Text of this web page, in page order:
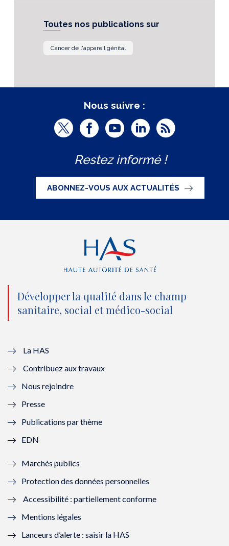
Toutes nos publications sur
Cancer de l'appareil génital
Nous suivre :
T
i
t
t
e
n
o
u
l
l
f
n
ê
t
r
F
c
e
b
o
o
k
(
n
o
e
e
n
ê
Y
u
t
u
b
e
(
n
o
u
ê
t
L
n
k
e
d
(
n
o
ê
R
Restez informé !
ABONNEZ-VOUS AUX ACTUALITÉS
Développer la qualité dans le champ
sanitaire, social et médico-social
La HAS
Contribuez aux travaux
Nous rejoindre
Presse
Publications par thème
EDN
Marchés publics
Protection des données personnelles
Accessibilité : partiellement conforme
Mentions légales
Lanceurs d’alerte : saisir la HAS